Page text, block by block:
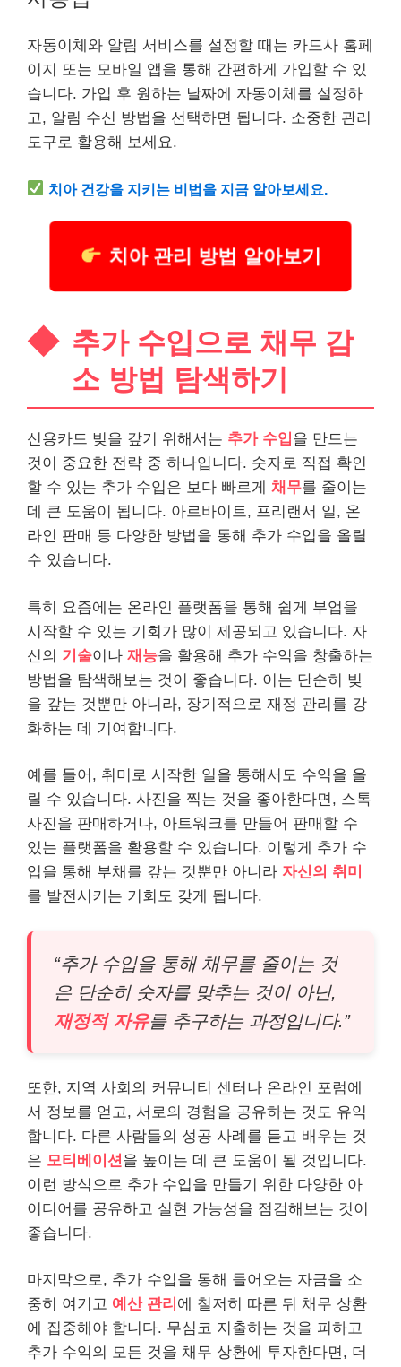
자동이체와 알림 서비스를 설정할 때는 카드사 홈페
이지 또는 모바일 앱을 통해 간편하게 가입할 수 있
습니다. 가입 후 원하는 날짜에 자동이체를 설정하
고, 알림 수신 방법을 선택하면 됩니다. 소중한 관리
도구로 활용해 보세요.
치아 건강을 지키는 비법을 지금 알아보세요.
치아 관리 방법 알아보기
추가 수입으로 채무 감
소 방법 탐색하기
신용카드 빚을 갚기 위해서는 추가 수입을 만드는
것이 중요한 전략 중 하나입니다. 숫자로 직접 확인
할 수 있는 추가 수입은 보다 빠르게 채무를 줄이는
데 큰 도움이 됩니다. 아르바이트, 프리랜서 일, 온
라인 판매 등 다양한 방법을 통해 추가 수입을 올릴
수 있습니다.
특히 요즘에는 온라인 플랫폼을 통해 쉽게 부업을
시작할 수 있는 기회가 많이 제공되고 있습니다. 자
신의 기술이나 재능을 활용해 추가 수익을 창출하는
방법을 탐색해보는 것이 좋습니다. 이는 단순히 빚
을 갚는 것뿐만 아니라, 장기적으로 재정 관리를 강
화하는 데 기여합니다.
예를 들어, 취미로 시작한 일을 통해서도 수익을 올
릴 수 있습니다. 사진을 찍는 것을 좋아한다면, 스톡
사진을 판매하거나, 아트워크를 만들어 판매할 수
있는 플랫폼을 활용할 수 있습니다. 이렇게 추가 수
입을 통해 부채를 갚는 것뿐만 아니라 자신의 취미
를 발전시키는 기회도 갖게 됩니다.
“추가 수입을 통해 채무를 줄이는 것
은 단순히 숫자를 맞추는 것이 아닌,
재정적 자유를 추구하는 과정입니다.”
또한, 지역 사회의 커뮤니티 센터나 온라인 포럼에
서 정보를 얻고, 서로의 경험을 공유하는 것도 유익
합니다. 다른 사람들의 성공 사례를 듣고 배우는 것
은 모티베이션 을 높이는 데 큰 도움이 될 것입니다.
이런 방식으로 추가 수입을 만들기 위한 다양한 아
이디어를 공유하고 실현 가능성을 점검해보는 것이
좋습니다.
마지막으로, 추가 수입을 통해 들어오는 자금을 소
중히 여기고 예산 관리 에 철저히 따른 뒤 채무 상환
에 집중해야 합니다. 무심코 지출하는 것을 피하고
추가 수익의 모든 것을 채무 상환에 투자한다면, 더